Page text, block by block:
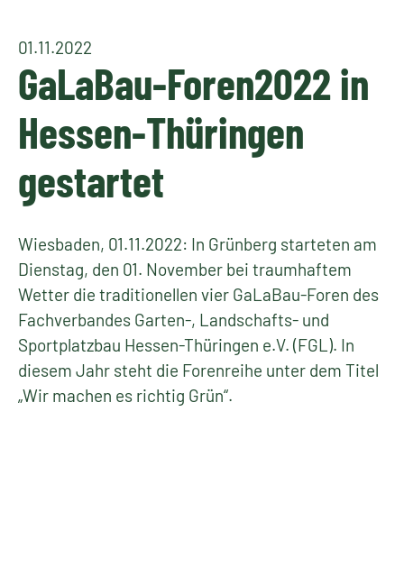
01.11.2022
GaLaBau-Foren2022 in
Hessen-Thüringen
gestartet
Wiesbaden, 01.11.2022: In Grünberg starteten am
Dienstag, den 01. November bei traumhaftem
Wetter die traditionellen vier GaLaBau-Foren des
Fachverbandes Garten-, Landschafts- und
Sportplatzbau Hessen-Thüringen e.V. (FGL). In
diesem Jahr steht die Forenreihe unter dem Titel
„Wir machen es richtig Grün“.